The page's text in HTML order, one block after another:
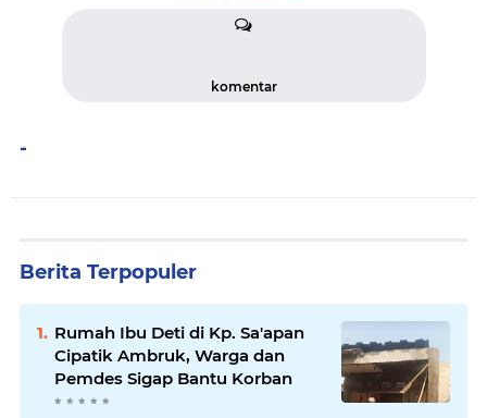
komentar
-
Berita Terpopuler
Rumah Ibu Deti di Kp. Sa'apan
Cipatik Ambruk, Warga dan
Pemdes Sigap Bantu Korban